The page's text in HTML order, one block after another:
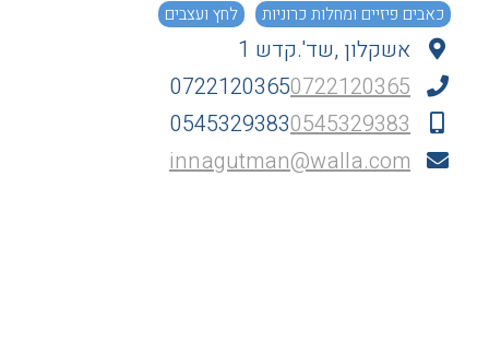
כאבים פיזיים ומחלות כרוניות
לחץ ועצבים
אשקלון ,שד'.קדש 1
07221203650722120365
05453293830545329383
innagutman@walla.com